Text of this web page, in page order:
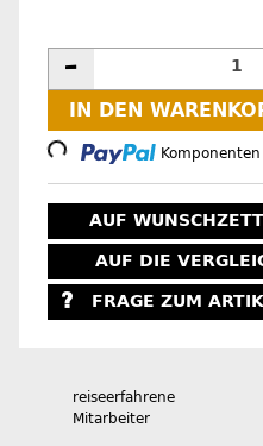
IN DEN
AUF
AUF DIE
FRAGE ZUM
reiseerfahrene
Mitarbeiter